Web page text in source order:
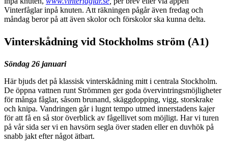
Vinterfåglar inpå knuten. Att räkningen pågår även fredag och
måndag beror på att även skolor och förskolor ska kunna delta.
Vinterskådning vid Stockholms ström (A1)
Söndag 26 januari
Här bjuds det på klassisk vinterskådning mitt i centrala Stockholm.
De öppna vattnen runt Strömmen ger goda övervintringsmöjligheter
för många fåglar, såsom brunand, skäggdopping, vigg, storskrake
och knipa. Vandringen går i lugnt tempo utmed innerstadens kajer
för att få en så stor överblick av fågellivet som möjligt. Har vi turen
på vår sida ser vi en havsörn segla över staden eller en duvhök på
snabb jakt efter något ätbart.